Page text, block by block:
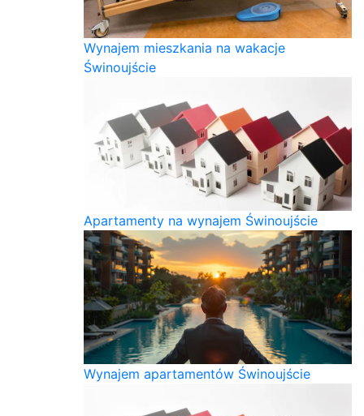
Wynajem mieszkania na wakacje
Świnoujście
Apartamenty na wynajem Świnoujście
Wynajem apartamentów Świnoujście